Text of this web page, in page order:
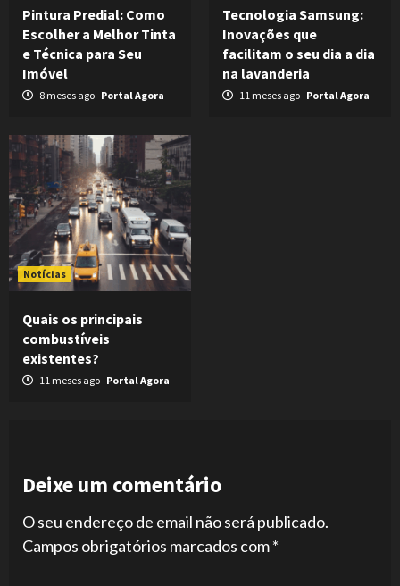
Pintura Predial: Como
Escolher a Melhor Tinta
e Técnica para Seu
Imóvel
8 meses ago Portal Agora
Tecnologia Samsung:
Inovações que
facilitam o seu dia a dia
na lavanderia
11 meses ago Portal Agora
Notícias
Quais os principais
combustíveis
existentes?
11 meses ago Portal Agora
Deixe um comentário
O seu endereço de email não será publicado.
Campos obrigatórios marcados com*